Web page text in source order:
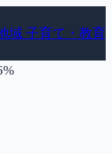
域 子育て・教育